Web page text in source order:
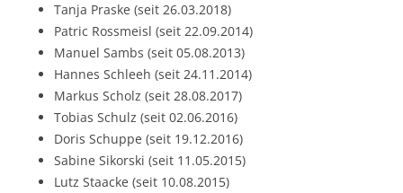
Tanja Praske (seit 26.03.2018)
Patric Rossmeisl (seit 22.09.2014)
Manuel Sambs (seit 05.08.2013)
Hannes Schleeh (seit 24.11.2014)
Markus Scholz (seit 28.08.2017)
Tobias Schulz (seit 02.06.2016)
Doris Schuppe (seit 19.12.2016)
Sabine Sikorski (seit 11.05.2015)
Lutz Staacke (seit 10.08.2015)